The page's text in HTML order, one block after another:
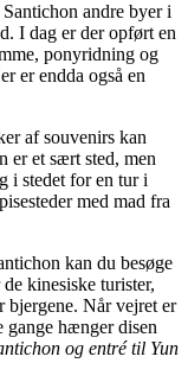
andre byer i
I dag er der opført en
ponyridning og
er endda også en
af souvenirs kan
er et sært sted, men
i stedet for en tur i
med mad fra
kan du besøge
kinesiske turister,
bjergene. Når vejret er
gange hænger disen
og entré til Yun